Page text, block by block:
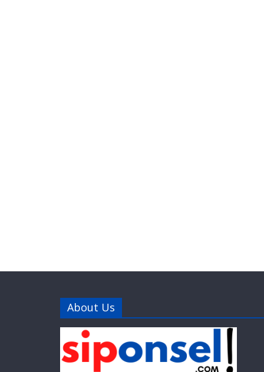
About Us